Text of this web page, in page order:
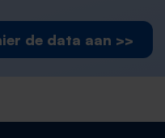
de data aan >>